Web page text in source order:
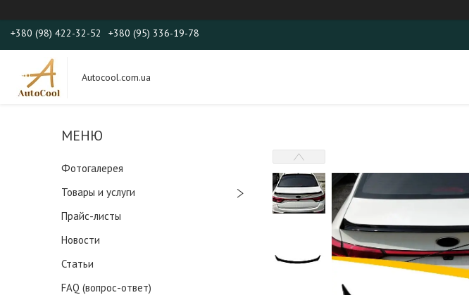
+380 (98) 422-32-52 +380 (95) 336-19-78
Autocool.com.ua
Фотогалерея
Товары и услуги
Прайс-листы
Новости
Статьи
FAQ (вопрос-ответ)